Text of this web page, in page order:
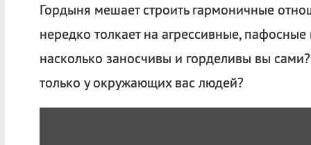
Гордыня мешает строить гармоничные
нередко толкает на агрессивные,
насколько заносчивы и горделивы вы
только у окружающих вас людей?